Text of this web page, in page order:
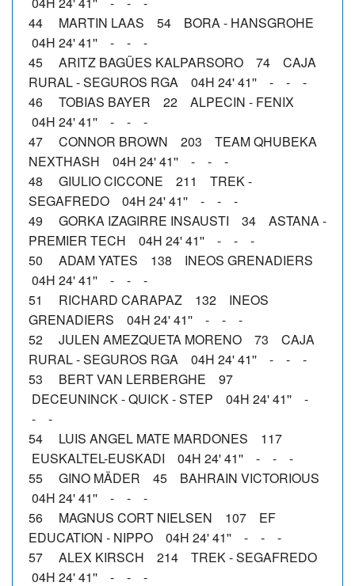
44 MARTIN LAAS 54 BORA - HANSGROHE
04H 24' 41'' - - -
45 ARITZ BAGÜES KALPARSORO 74 CAJA
RURAL - SEGUROS RGA 04H 24' 41'' - - -
46 TOBIAS BAYER 22 ALPECIN - FENIX
04H 24' 41'' - - -
47 CONNOR BROWN 203 TEAM QHUBEKA
NEXTHASH 04H 24' 41'' - - -
48 GIULIO CICCONE 211 TREK -
SEGAFREDO 04H 24' 41'' - - -
49 GORKA IZAGIRRE INSAUSTI 34 ASTANA -
PREMIER TECH 04H 24' 41'' - - -
50 ADAM YATES 138 INEOS GRENADIERS
04H 24' 41'' - - -
51 RICHARD CARAPAZ 132 INEOS
GRENADIERS 04H 24' 41'' - - -
52 JULEN AMEZQUETA MORENO 73 CAJA
RURAL - SEGUROS RGA 04H 24' 41'' - - -
53 BERT VAN LERBERGHE 97
DECEUNINCK - QUICK - STEP 04H 24' 41'' -
- -
54 LUIS ANGEL MATE MARDONES 117
EUSKALTEL-EUSKADI 04H 24' 41'' - - -
55 GINO MÄDER 45 BAHRAIN VICTORIOUS
04H 24' 41'' - - -
56 MAGNUS CORT NIELSEN 107 EF
EDUCATION - NIPPO 04H 24' 41'' - - -
57 ALEX KIRSCH 214 TREK - SEGAFREDO
04H 24' 41'' - - -